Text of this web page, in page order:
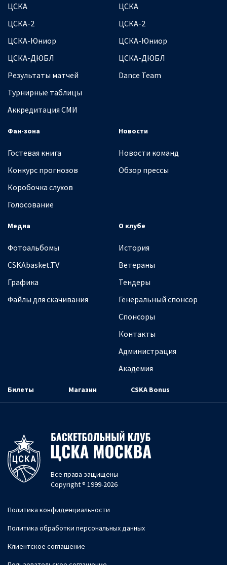
ЦСКА
ЦСКА-2
ЦСКА-Юниор
ЦСКА-ДЮБЛ
Результаты матчей
Турнирные таблицы
Аккредитация СМИ
ЦСКА
ЦСКА-2
ЦСКА-Юниор
ЦСКА-ДЮБЛ
Dance Team
Фан-зона
Гостевая книга
Конкурс прогнозов
Коробочка слухов
Голосование
Новости
Новости команд
Обзор прессы
Медиа
Фотоальбомы
CSKAbasket.TV
Графика
Файлы для скачивания
О клубе
История
Ветераны
Тендеры
Генеральный спонсор
Спонсоры
Контакты
Администрация
Академия
Билеты Магазин CSKA Bonus
Все права защищены
Copyright ® 1999-2026
Политика конфиденциальности
Политика обработки персональных данных
Клиентское соглашение